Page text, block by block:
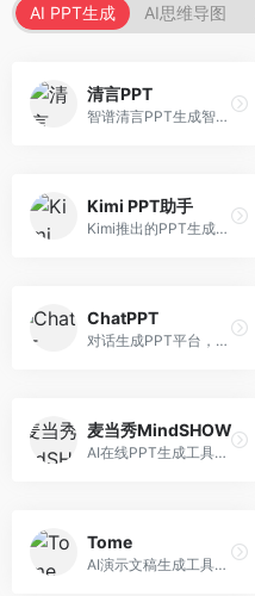
AI PPT生成 AI思维导图
清言PPT
智谱清言PPT生成智能体，基于GLM大模型。面向智谱用户，支持对话生成PPT、内容优化等服务，与智谱生态深度整合。
Kimi PPT助手
Kimi推出的PPT生成智能体，整合长文本处理能力。面向职场人士和学生，支持文档解析、PPT生成、内容优化等服务，与Kimi生态深度整合。
ChatPPT
对话生成PPT平台，支持自然语言交互创作。面向职场人士和教育工作者，通过对话方式完成PPT制作，交互体验友好，创作过程直观。
麦当秀MindSHOW
AI在线PPT生成工具，支持思维导图转PPT。面向职场人士，提供思维导图导入、PPT生成、模板选择等服务，思维导图转PPT效率高。
Tome
AI演示文稿生成工具，专注于故事化演示创作。面向创业者和营销人员，提供故事叙述、视觉设计、内容生成等服务，演示文稿叙事性强。